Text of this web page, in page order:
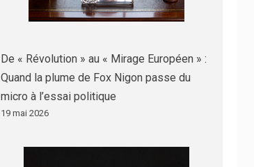
De « Révolution » au « Mirage Européen » :
Quand la plume de Fox Nigon passe du
micro à l’essai politique
19 mai 2026